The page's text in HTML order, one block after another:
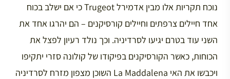
נוכח תקריות אלו מבין אדמירל Trugeot כי אם ישלב בכוח
אחד חיילים צרפתים וחיילים קורסיקנים – הם יהרגו אחד את
השני עוד בטרם יגיעו לסרדיניה. וכך נולד רעיון לפצל את
הכוחות, כאשר הקורסיקנים בפיקודו של קולונה סזרי יתקיפו
ויכבשו את האי La Maddalena השוכן מצפון מזרח לסרדיניה